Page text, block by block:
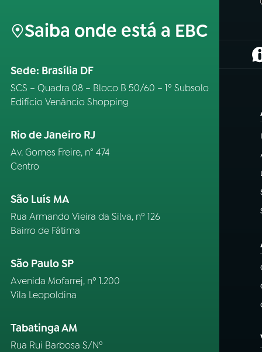
Saiba onde está a EBC
Sede: Brasília DF
SCS – Quadra 08 – Bloco B 50/60 – 1º Subsolo
Edifício Venâncio Shopping
Rio de Janeiro RJ
Av. Gomes Freire, n° 474
Centro
São Luís MA
Rua Armando Vieira da Silva, nº 126
Bairro de Fátima
São Paulo SP
Avenida Mofarrej, nº 1.200
Vila Leopoldina
Tabatinga AM
Rua Rui Barbosa S/Nº